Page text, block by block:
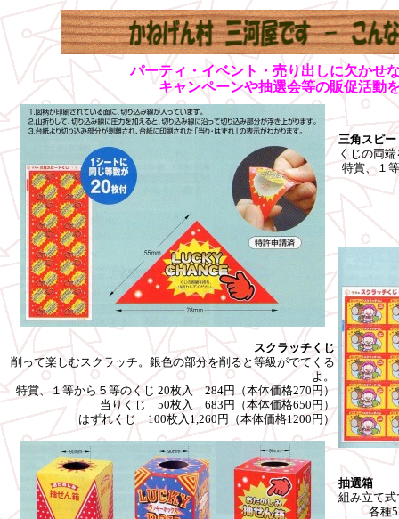
パーティ・イベント・売り出しに欠かせ
キャンペーンや抽選会等の販促活動
スクラッチくじ
削って楽しむスクラッチ。銀色の部分を削ると等級がでてくる
よ。
特賞、１等から５等のくじ 20枚入 284円（本体価格270円）
当りくじ 50枚入 683円（本体価格650円）
はずれくじ 100枚入1,260円（本体価格1200円）
三角スピー
くじの両
特賞、１
抽選箱
組み立て
各種